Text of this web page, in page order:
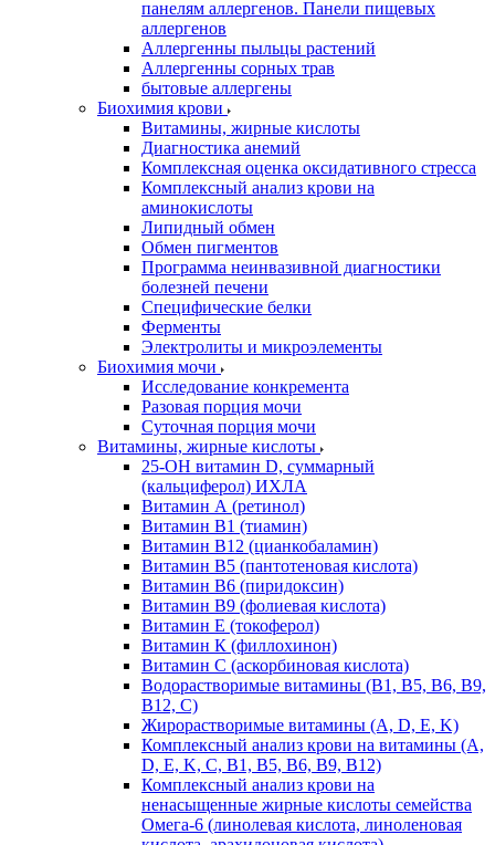
панелям аллергенов. Панели пищевых
аллергенов
Аллергенны пыльцы растений
Аллергенны сорных трав
бытовые аллергены
Биохимия крови
Витамины, жирные кислоты
Диагностика анемий
Комплексная оценка оксидативного стресса
Комплексный анализ крови на
аминокислоты
Липидный обмен
Обмен пигментов
Программа неинвазивной диагностики
болезней печени
Специфические белки
Ферменты
Электролиты и микроэлементы
Биохимия мочи
Исследование конкремента
Разовая порция мочи
Суточная порция мочи
Витамины, жирные кислоты
25-OH витамин D, суммарный
(кальциферол) ИХЛА
Витамин А (ретинол)
Витамин В1 (тиамин)
Витамин В12 (цианкобаламин)
Витамин В5 (пантотеновая кислота)
Витамин В6 (пиридоксин)
Витамин В9 (фолиевая кислота)
Витамин Е (токоферол)
Витамин К (филлохинон)
Витамин С (аскорбиновая кислота)
Водорастворимые витамины (B1, B5, B6, В9,
В12, С)
Жирорастворимые витамины (A, D, E, K)
Комплексный анализ крови на витамины (A,
D, E, K, C, B1, B5, B6, В9, B12)
Комплексный анализ крови на
ненасыщенные жирные кислоты семейства
Омега-6 (линолевая кислота, линоленовая